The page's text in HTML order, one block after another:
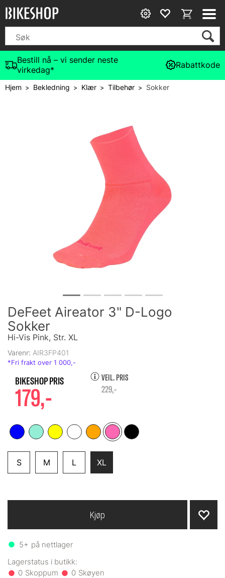
Bestill nå – vi sender neste
virkedag*
Rabattkode
Hjem> Bekledning > Klær>Tilbehør> Sokker
DeFeet Aireator 3" D-Logo
Sokker
Hi-Vis Pink, Str. XL
Varenr: AIR3FP401
179,-
VEIL. PRIS
229,-
S M L XL
5+ på nettlager
0 0
Kjøp